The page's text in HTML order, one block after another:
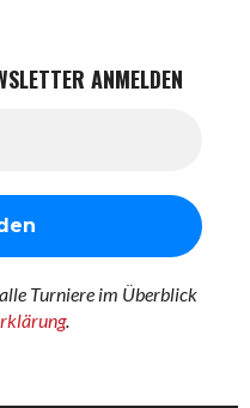
ANMELDEN
Turniere im Überblick
.